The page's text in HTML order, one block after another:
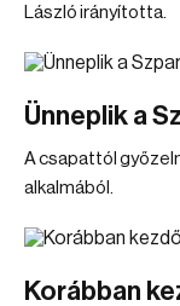
László irányította.
Ünneplik a
A csapattól
alkalmából.
Korábban